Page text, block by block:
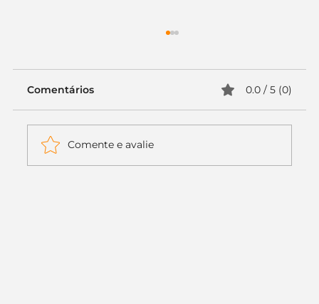
Comentários 0.0 / 5 (0)
Comente e avalie